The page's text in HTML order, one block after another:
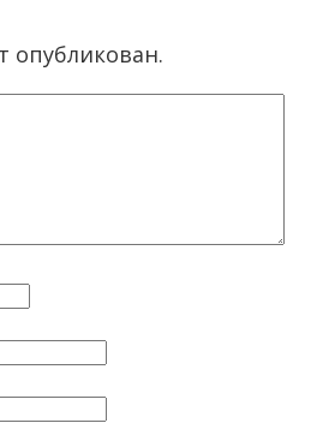
опубликован.